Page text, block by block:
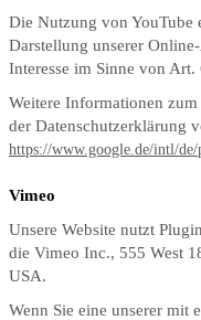
Die Nutzung von YouTube
Darstellung unserer
Interesse im Sinne von
Weitere Informationen
der Datenschutzerklärung
https://www.google.de/intl/
Vimeo
Unsere Website nutzt
die Vimeo Inc., 555 West
USA.
Wenn Sie eine unserer mit